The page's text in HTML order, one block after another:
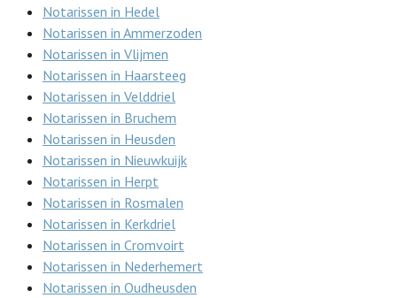
Notarissen in Hedel
Notarissen in Ammerzoden
Notarissen in Vlijmen
Notarissen in Haarsteeg
Notarissen in Velddriel
Notarissen in Bruchem
Notarissen in Heusden
Notarissen in Nieuwkuijk
Notarissen in Herpt
Notarissen in Rosmalen
Notarissen in Kerkdriel
Notarissen in Cromvoirt
Notarissen in Nederhemert
Notarissen in Oudheusden